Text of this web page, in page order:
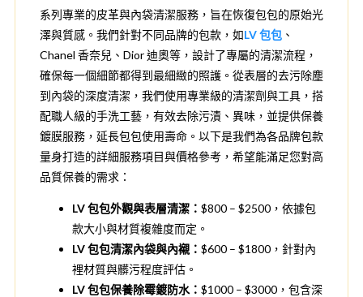
系列專業的皮革與內袋清潔服務，旨在恢復包包的原始光
澤與質感。我們針對不同品牌的包款，如LV 包包 、
Chanel 香奈兒、Dior 迪奧等，設計了專屬的清潔流程，
確保每一個細節都得到最細緻的照護。從表層的去污除塵
到內袋的深度清潔，我們使用專業級的清潔劑與工具，搭
配職人級的手洗工藝，有效去除污漬、異味，並提供保養
鍍膜服務，延長包包使用壽命。以下是我們為各品牌包款
量身打造的詳細服務項目與價格參考，希望能滿足您對高
品質保養的需求：
LV 包包外觀與表層清潔： $800 – $2500，依據包
款大小與材質複雜度而定。
LV 包包清潔內袋與內襯： $600 – $1800，針對內
裡材質與髒污程度評估。
LV 包包保養除霉鍍防水： $1000 – $3000，包含深